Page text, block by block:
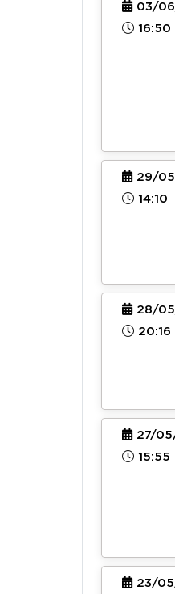
03/
16:50
29/
14:10
28/
20:16
27/
15:55
23/